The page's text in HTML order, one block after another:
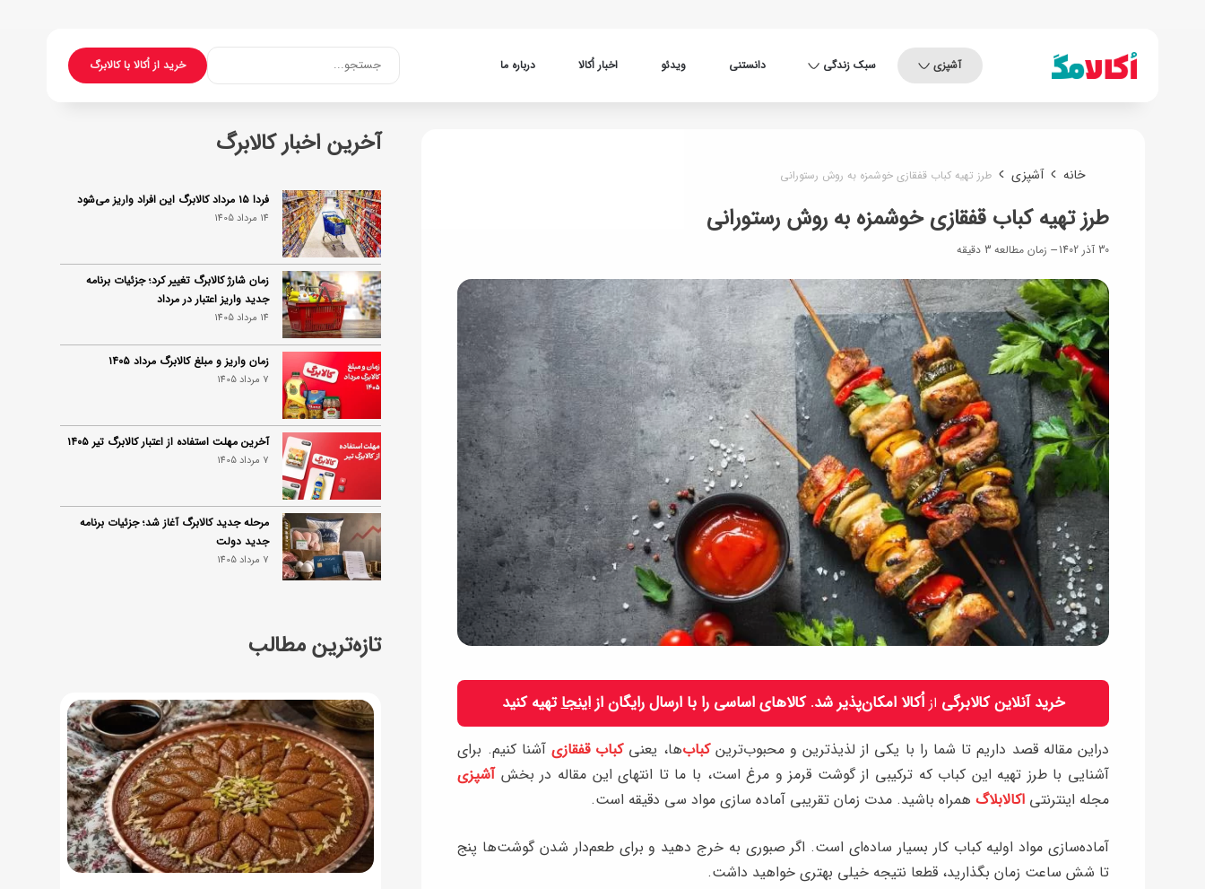
آشپزی سبک زندگی دانستنی ویدئو اخبار اُکالا درباره ما خرید از اُکالا با کالابرگجستجو...
خانه آشپزی طرز تهیه کباب قفقازی خوشمزه به روش رستورانی
طرز تهیه کباب قفقازی خوشمزه به روش رستورانی
30 آذر 1402 زمان مطالعه 3 دقیقه
خرید آنلاین کالابرگی ازاُکالا امکان‌پذیر شد. کالاهای اساسی را با ارسال رایگان ازاینجاتهیه کنید
دراین مقاله قصد داریم تا شما را با یکی از لذیذترین و محبوب‌ترینکباب‌ها، یعنیکباب قفقازی آشنا کنیم. برای
آشنایی با طرز تهیه این کباب که ترکیبی از گوشت قرمز و مرغ است، با ما تا انتهای این مقاله در بخشآشپزی
مجله اینترنتی اکالابلاگ همراه باشید. مدت زمان تقریبی آماده سازی مواد سی دقیقه است.
آماده‌سازی مواد اولیه کباب کار بسیار ساده‌ای است. اگر صبوری به خرج دهید و‌ برای طعم‌دار شدن گوشت‌ها پنج
تا شش ساعت زمان بگذارید، قطعا نتیجه خیلی بهتری خواهید داشت.
آخرین اخبار کالابرگ
فردا ۱۵ مرداد کالابرگ این افراد واریز می‌شود
14 مرداد 1405
زمان شارژ کالابرگ تغییر کرد؛ جزئیات برنامه
جدید واریز اعتبار در مرداد
14 مرداد 1405
زمان واریز و مبلغ کالابرگ مرداد ۱۴۰۵
7 مرداد 1405
آخرین مهلت استفاده از اعتبار کالابرگ تیر ۱۴۰۵
7 مرداد 1405
مرحله جدید کالابرگ آغاز شد؛ جزئیات برنامه
جدید دولت
7 مرداد 1405
تازه‌ترین مطالب